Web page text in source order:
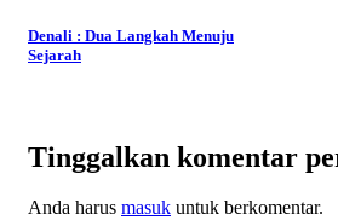
Denali : Dua Langkah Menuju
Sejarah
Tinggalkan komentar
Anda harus masuk untuk berkomentar.